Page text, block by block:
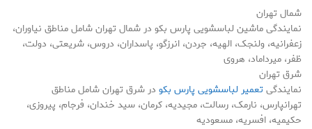
شمال تهران
نمایندگی ماشین لباسشویی پارس بکو در شمال تهران شامل مناطق نیاوران،
زعفرانیه، ولنجک، الهیه، جردن، انرزگو، پاسداران، دروس، شریعتی، دولت،
ظفر، میرداماد، هروی
شرق تهران
نمایندگیتعمیر لباسشویی پارس بکو در شرق تهران شامل مناطق
تهرانپارس، نارمک، رسالت، مجیدیه، کرمان، سید خندان، فرجام، پیروزی،
حکیمیه، افسریه، مسعودیه